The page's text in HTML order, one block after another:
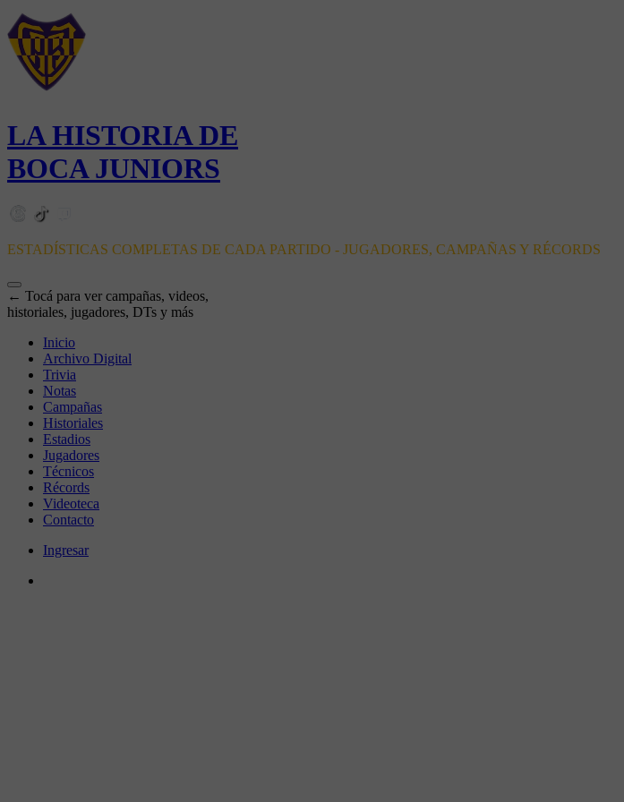
LA HISTORIA DE
BOCA JUNIORS
ESTADÍSTICAS COMPLETAS DE CADA PARTIDO - JUGADORES, CAMPAÑAS Y RÉCORDS
← Tocá para ver campañas, videos,
historiales, jugadores, DTs y más
Inicio
Archivo Digital
Trivia
Notas
Campañas
Historiales
Estadios
Jugadores
Técnicos
Récords
Videoteca
Contacto
Ingresar